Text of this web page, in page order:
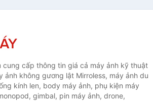
cung cấp thông tin giá cả máy ảnh kỹ thuật
ảnh không gương lật Mirroless, máy ảnh du
kính len, body máy ảnh, phụ kiện máy
gimbal, pin máy ảnh, drone,